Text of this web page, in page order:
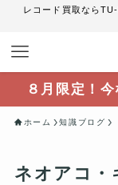
レコード買取なら
８月限定！
ホーム 知識ブログ
ネオアコ・